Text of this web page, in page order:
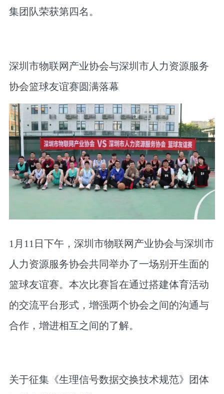
集团队荣获第四名。
深圳市物联网产业协会与深圳市人力资源服务
协会篮球友谊赛圆满落幕
1月11日下午，深圳市物联网产业协会与深圳市
人力资源服务协会共同举办了一场别开生面的
篮球友谊赛。本次比赛旨在通过搭建体育活动
的交流平台形式，增强两个协会之间的沟通与
合作，增进相互之间的了解。
关于征集《生理信号数据交换技术规范》团体